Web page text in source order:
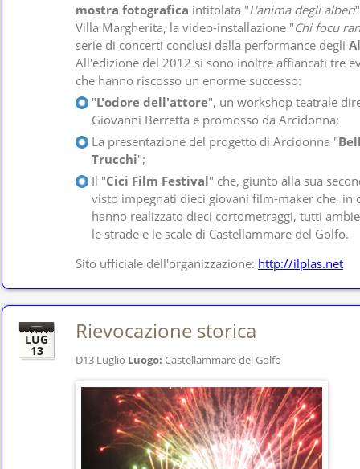
mostra fotografica intitolata "L'anima degli alberi
Villa Margherita, la video-installazione "Chi focu
serie di concerti conclusi dalla performance degli
All'edizione del 2012 si sono inoltre affiancati tre
che hanno riscosso un enorme successo:
"L'odore dell'attore", un workshop teatrale
Giovanni Berretta e promosso da Arcidonna;
La presentazione del progetto di Arcidonna "
Trucchi";
Il "Cici Film Festival" che, giunto alla sua
visto impegnati dieci giovani film-maker che, in
hanno realizzato dieci cortometraggi, tutti
le strade e le scale di Castellammare del Golfo.
Sito ufficiale dell'organizzazione: http://ilplas.net
LUG
13
Rievocazione storica
D13 Luglio Luogo: Castellammare del Golfo